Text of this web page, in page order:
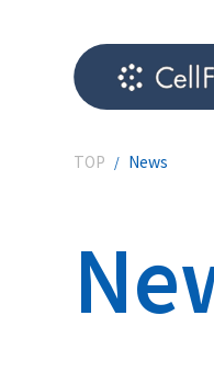
TOP News